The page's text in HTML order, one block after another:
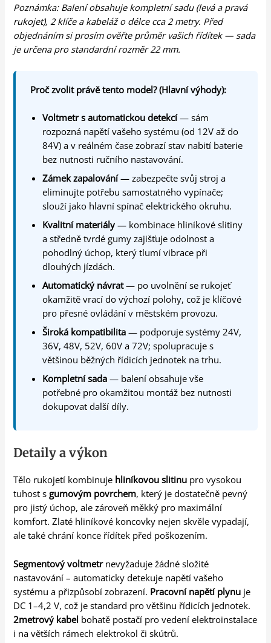
Poznámka: Balení obsahuje kompletní sadu (levá a pravá
rukojeť), 2 klíče a kabeláž o délce cca 2 metry. Před
objednáním si prosím ověřte průměr vašich řídítek — sada
je určena pro standardní rozměr 22 mm.
Proč zvolit právě tento model? (Hlavní výhody):
Voltmetr s automatickou detekcí— sám
rozpozná napětí vašeho systému (od 12V až do
84V) a v reálném čase zobrazí stav nabití baterie
bez nutnosti ručního nastavování.
Zámek zapalování— zabezpečte svůj stroj a
eliminujte potřebu samostatného vypínače;
slouží jako hlavní spínač elektrického okruhu.
Kvalitní materiály — kombinace hliníkové slitiny
a středně tvrdé gumy zajišťuje odolnost a
pohodlný úchop, který tlumí vibrace při
dlouhých jízdách.
Automatický návrat— po uvolnění se rukojeť
okamžitě vrací do výchozí polohy, což je klíčové
pro přesné ovládání v městském provozu.
Široká kompatibilita — podporuje systémy 24V,
36V, 48V, 52V, 60V a 72V; spolupracuje s
většinou běžných řídicích jednotek na trhu.
Kompletní sada — balení obsahuje vše
potřebné pro okamžitou montáž bez nutnosti
dokupovat další díly.
Detaily a výkon
Tělo rukojetí kombinuje hliníkovou slitinu pro vysokou
tuhost sgumovým povrchem, který je dostatečně pevný
pro jistý úchop, ale zároveň měkký pro maximální
komfort. Zlaté hliníkové koncovky nejen skvěle vypadají,
ale také chrání konce řídítek před poškozením.
Segmentový voltmetrnevyžaduje žádné složité
nastavování – automaticky detekuje napětí vašeho
systému a přizpůsobí zobrazení. Pracovní napětí plynu je
DC 1–4,2 V, což je standard pro většinu řídicích jednotek.
2metrový kabel bohatě postačí pro vedení elektroinstalace
i na větších rámech elektrokol či skútrů.